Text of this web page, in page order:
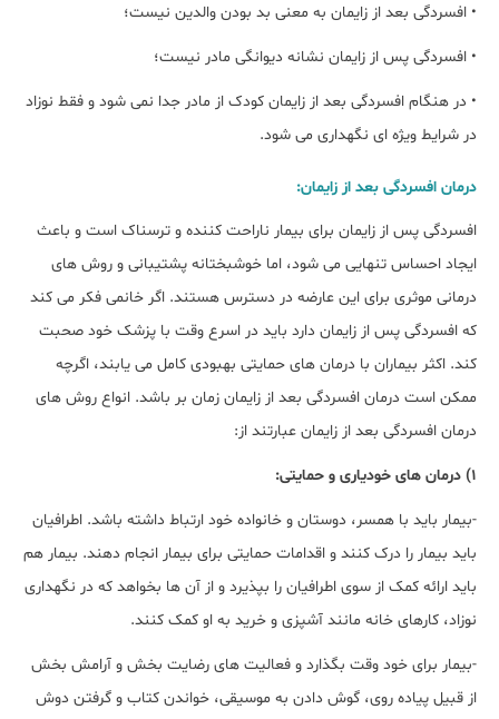
• افسردگی بعد از زایمان به معنی بد بودن والدین نیست؛
• افسردگی پس از زایمان نشانه دیوانگی مادر نیست؛
• در هنگام افسردگی بعد از زایمان کودک از مادر جدا نمی شود و فقط نوزاد
در شرایط ویژه ای نگهداری می شود.
درمان افسردگی بعد از زایمان:
افسردگی پس از زایمان برای بیمار ناراحت کننده و ترسناک است و باعث
ایجاد احساس تنهایی می شود، اما خوشبختانه پشتیبانی و روش های
درمانی موثری برای این عارضه در دسترس هستند. اگر خانمی فکر می کند
که افسردگی پس از زایمان دارد باید در اسرع وقت با پزشک خود صحبت
کند. اکثر بیماران با درمان های حمایتی بهبودی کامل می یابند، اگرچه
ممکن است درمان افسردگی بعد از زایمان زمان بر باشد. انواع روش های
درمان افسردگی بعد از زایمان عبارتند از:
1) درمان های خودیاری و حمایتی:
-بیمار باید با همسر، دوستان و خانواده خود ارتباط داشته باشد. اطرافیان
باید بیمار را درک کنند و اقدامات حمایتی برای بیمار انجام دهند. بیمار هم
باید ارائه کمک از سوی اطرافیان را بپذیرد و از آن ها بخواهد که در نگهداری
نوزاد، کارهای خانه مانند آشپزی و خرید به او کمک کنند.
-بیمار برای خود وقت بگذارد و فعالیت های رضایت بخش و آرامش بخش
از قبیل پیاده روی، گوش دادن به موسیقی، خواندن کتاب و گرفتن دوش